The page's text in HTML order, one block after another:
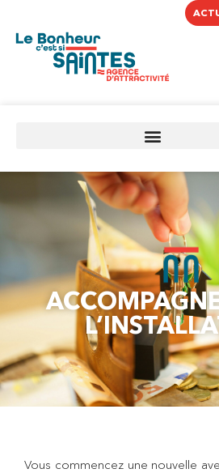
Vous commencez une nouvelle